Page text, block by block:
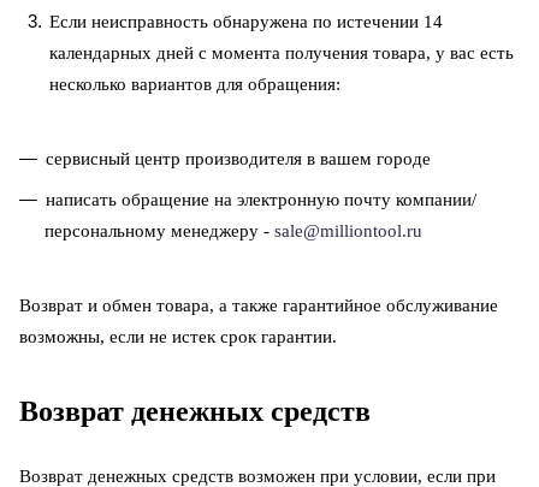
Если неисправность обнаружена по истечении 14
календарных дней с момента получения товара, у вас есть
несколько вариантов для обращения:
сервисный центр производителя в вашем городе
написать обращение на электронную почту компании/
персональному менеджеру - sale@milliontool.ru
Возврат и обмен товара, а также гарантийное обслуживание
возможны, если не истек срок гарантии.
Возврат денежных средств
Возврат денежных средств возможен при условии, если при